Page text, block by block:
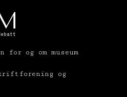
for og om museum
og